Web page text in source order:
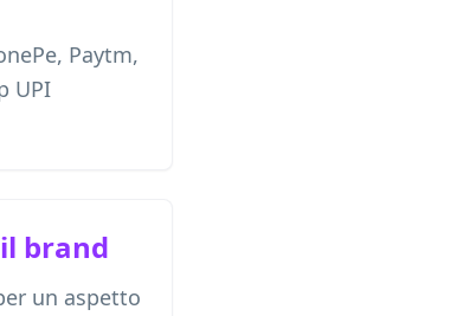
Paytm,
UPI
brand
un aspetto